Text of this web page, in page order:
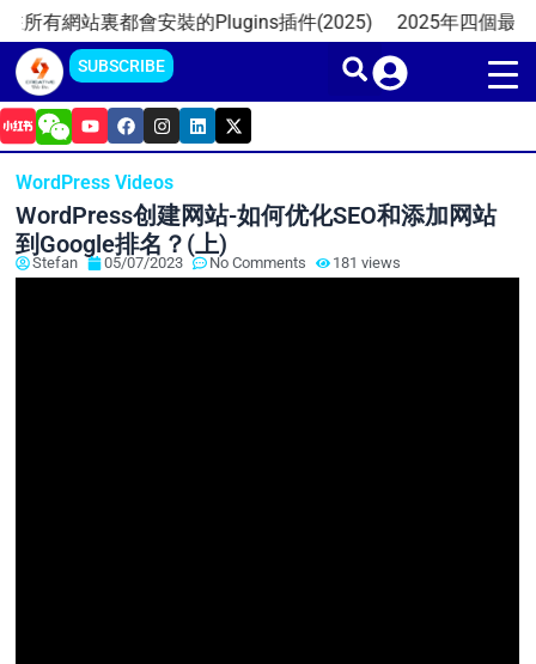
Skip
content
站裏都會安裝的Plugins插件(2025) 2025年四個最佳的免
SUBSCRIBE
Y
o
u
u
e
F
a
c
b
o
k
I
n
s
a
g
r
a
m
L
i
n
d
i
X
-
t
t
t
r
WordPress Videos
WordPress创建网站-如何优化SEO和添加网站
到Google排名？(上)
Stefan 05/07/2023 No Comments 181 views